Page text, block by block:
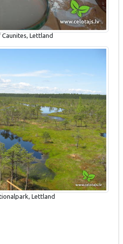
Lettland
Lettland